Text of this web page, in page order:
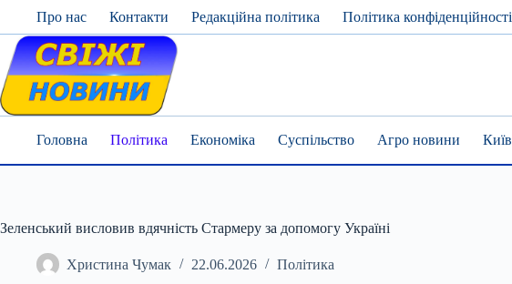
content
Про нас Контакти Редакційна політика Політика конфіденційності
Головна Політика Економіка Суспільство Агро новини Київ
Зеленський висловив вдячність Стармеру за допомогу Україні
Христина Чумак 22.06.2026 Політика